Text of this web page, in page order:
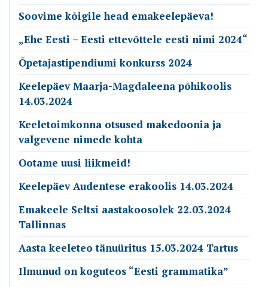
Soovime kõigile head emakeelepäeva!
„Ehe Eesti – Eesti ettevõttele eesti nimi 2024“
Õpetajastipendiumi konkurss 2024
Keelepäev Maarja-Magdaleena põhikoolis
14.03.2024
Keeletoimkonna otsused makedoonia ja
valgevene nimede kohta
Ootame uusi liikmeid!
Keelepäev Audentese erakoolis 14.03.2024
Emakeele Seltsi aastakoosolek 22.03.2024
Tallinnas
Aasta keeleteo tänuüritus 15.03.2024 Tartus
Ilmunud on koguteos “Eesti grammatika”